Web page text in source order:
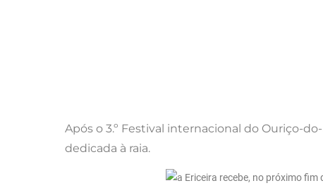
Após o 3.º Festival internacional do Ouriço-
dedicada à raia.